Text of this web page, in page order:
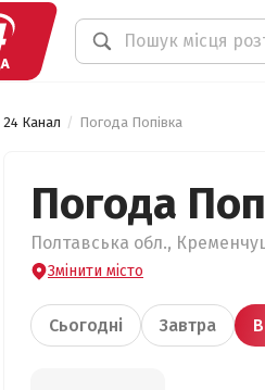
24 Канал Погода Попівка
Погода
Полтавська обл.,
Змінити місто
Сьогодні Завтра